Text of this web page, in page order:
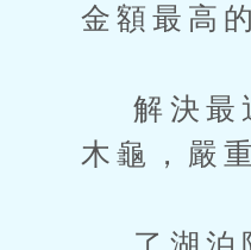
金額最高
解決最
木龜，嚴